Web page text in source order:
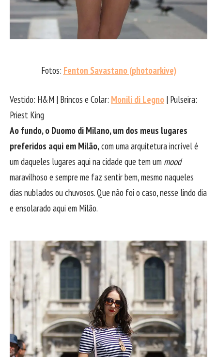
Fotos: Fenton Savastano (photoarkive)
Vestido: H&M | Brincos e Colar: Monili di Legno | Pulseira:
Priest King
Ao fundo, o Duomo di Milano, um dos meus lugares
preferidos aqui em Milão,com uma arquitetura incrível é
um daqueles lugares aqui na cidade que tem um mood
maravilhoso e sempre me faz sentir bem, mesmo naqueles
dias nublados ou chuvosos. Que não foi o caso, nesse lindo dia
e ensolarado aqui em Milão.